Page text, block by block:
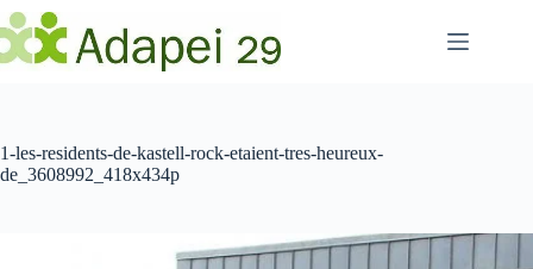
Passer
au
contenu
1-les-residents-de-kastell-rock-etaient-tres-heureux-
de_3608992_418x434p